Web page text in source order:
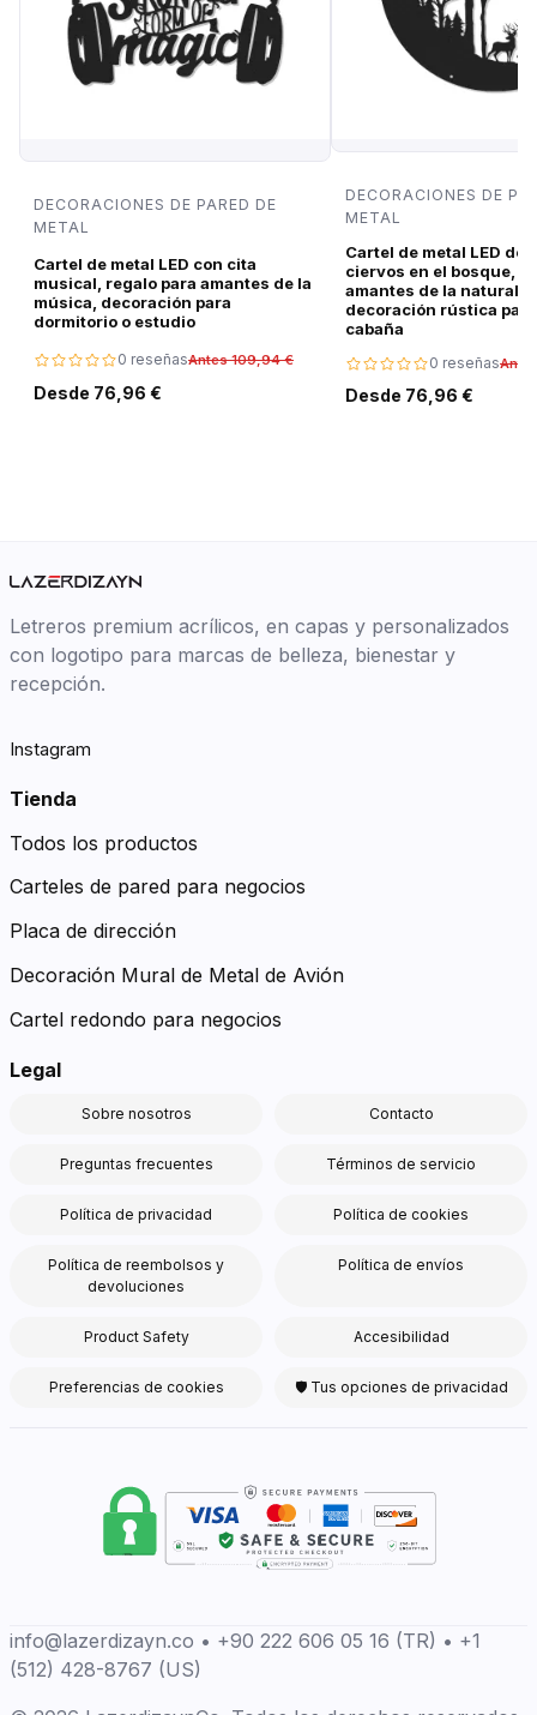
DECORACIONES DE PARED DE
METAL
Cartel de metal LED con cita
musical, regalo para amantes de la
música, decoración para
dormitorio o estudio
0 reseñasAntes 109,94 €
Desde 76,96 €
DECORACIONES DE
METAL
Cartel de metal LED de
ciervos en el bosque,
amantes de la
decoración rústica
cabaña
0 reseñas
Desde 76,96 €
Letreros premium acrílicos, en capas y personalizados
con logotipo para marcas de belleza, bienestar y
recepción.
Instagram
Tienda
Todos los productos
Carteles de pared para negocios
Placa de dirección
Decoración Mural de Metal de Avión
Cartel redondo para negocios
Legal
Sobre nosotros Contacto
Preguntas frecuentes Términos de servicio
Política de privacidad Política de cookies
Política de reembolsos y
devoluciones
Política de envíos
Product Safety Accesibilidad
Preferencias de cookies 🛡 Tus opciones de privacidad
info@lazerdizayn.co • +90 222 606 05 16 (TR) • +1
(512) 428-8767 (US)